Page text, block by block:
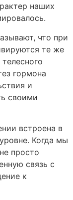
наших
что при
те же
гормона
и
своими
встроена в
Когда мы
просто
связь с
к